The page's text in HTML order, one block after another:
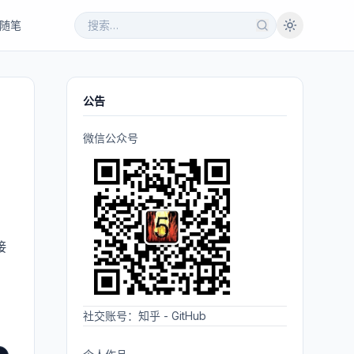
随笔
公告
微信公众号
社交账号： 知乎 - GitHub